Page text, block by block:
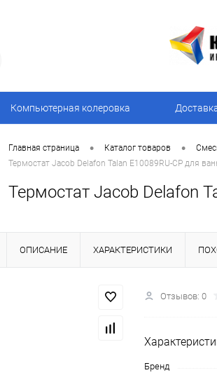
Компьютерная колеровка
Главная страница • Каталог товаров •
Термостат Jacob Delafon Talan E10089RU-CP для
Термостат Jacob Delafon
ОПИСАНИЕ ХАРАКТЕРИСТИКИ
Отзывов: 0
Бренд